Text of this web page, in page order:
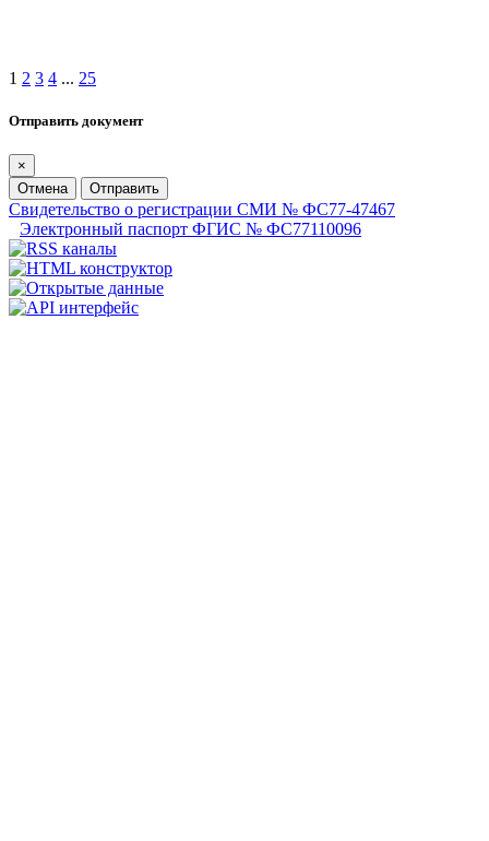
1 2 3 4 ... 25
Отправить документ
×
Отмена
Отправить
Свидетельство о регистрации СМИ № ФС77-47467
Электронный паспорт ФГИС № ФС77110096